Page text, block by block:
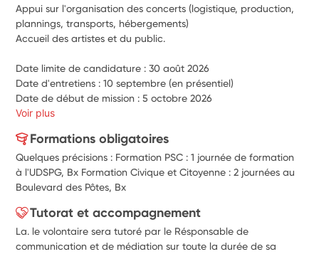
Appui sur l'organisation des concerts (logistique, production,
plannings, transports, hébergements)
Accueil des artistes et du public.
Date limite de candidature : 30 août 2026
Date d'entretiens : 10 septembre (en présentiel)
Date de début de mission : 5 octobre 2026
Voir plus
Formations obligatoires
Quelques précisions : Formation PSC : 1 journée de formation
à l'UDSPG, Bx Formation Civique et Citoyenne : 2 journées au
Boulevard des Pôtes, Bx
Tutorat et accompagnement
La. le volontaire sera tutoré par le Résponsable de
communication et de médiation sur toute la durée de sa